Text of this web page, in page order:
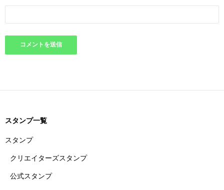
スタンプ一覧
スタンプ
クリエイターズスタンプ
公式スタンプ